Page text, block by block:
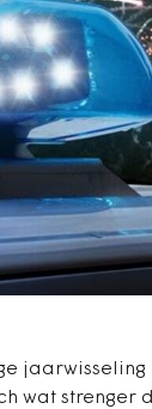
wat strenger